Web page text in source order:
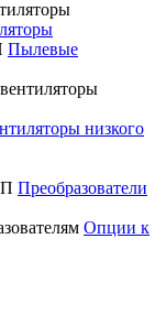
Пылевые
низкого
Преобразователи
Опции к